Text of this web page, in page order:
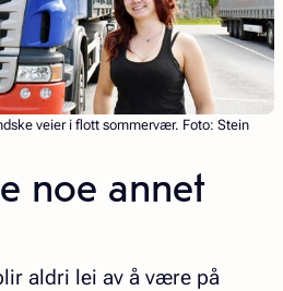
veier i flott sommervær. Foto: Stein
noe annet
aldri lei av å være på